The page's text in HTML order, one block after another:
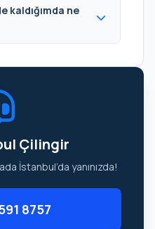
kaldığımda ne
Çilingir
İstanbul’da yanınızda!
8757